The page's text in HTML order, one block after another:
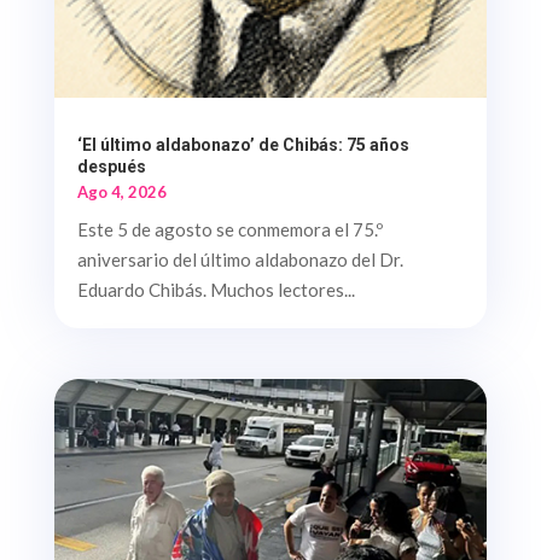
‘El último aldabonazo’ de Chibás: 75 años
después
Ago 4, 2026
Este 5 de agosto se conmemora el 75.º
aniversario del último aldabonazo del Dr.
Eduardo Chibás. Muchos lectores...